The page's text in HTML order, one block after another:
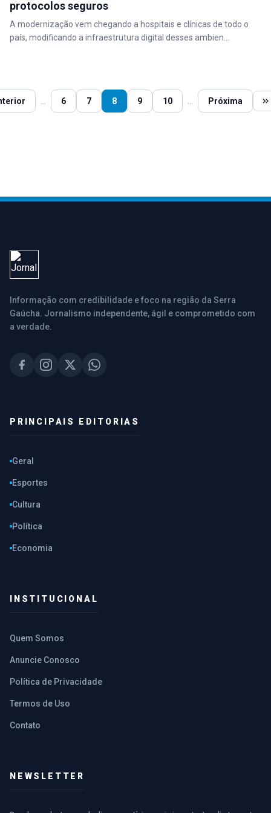
protocolos seguros
A modernização vem chegando a hospitais e clínicas de todo o
país, modificando a infraestrutura digital desses ambien...
... 6 7 8 9 10 ... Próxima
Informação com credibilidade e foco na região da Serra
Gaúcha. Jornalismo independente, ágil e comprometido com
a verdade.
PRINCIPAIS EDITORIAS
Geral
Esportes
Cultura
Política
Economia
INSTITUCIONAL
Quem Somos
Anuncie Conosco
Política de Privacidade
Termos de Uso
Contato
NEWSLETTER